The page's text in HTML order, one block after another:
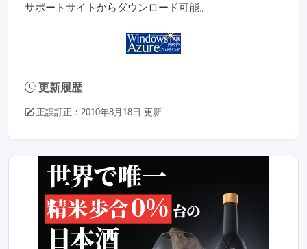
サポートサイトからダウンロード可能。
更新履歴
正誤訂正：2010年8月18日 更新